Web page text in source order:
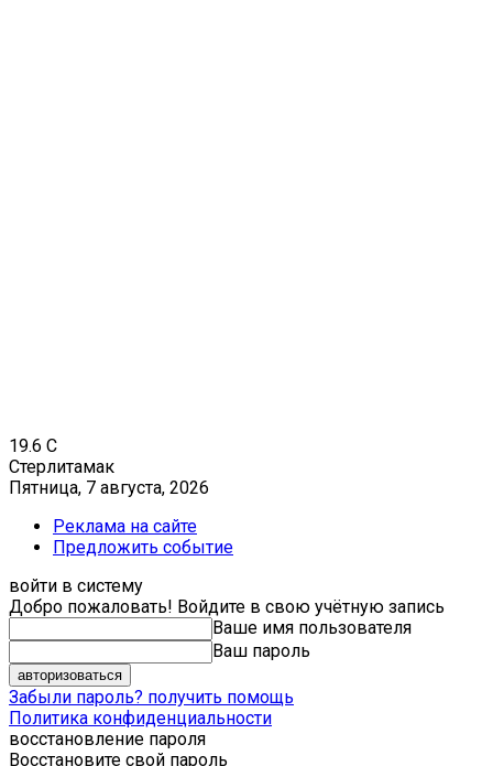
19.6 C
Стерлитамак
Пятница, 7 августа, 2026
Реклама на сайте
Предложить событие
войти в систему
Добро пожаловать! Войдите в свою учётную запись
Ваше имя пользователя
Ваш пароль
Забыли пароль? получить помощь
Политика конфиденциальности
восстановление пароля
Восстановите свой пароль